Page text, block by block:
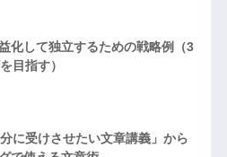
化して独立するための戦略例（3
目指す）
分に受けさせたい文章講義」から